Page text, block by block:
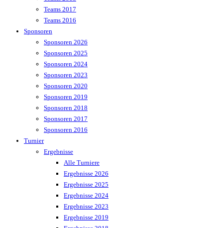
Teams 2017
Teams 2016
Sponsoren
Sponsoren 2026
Sponsoren 2025
Sponsoren 2024
Sponsoren 2023
Sponsoren 2020
Sponsoren 2019
Sponsoren 2018
Sponsoren 2017
Sponsoren 2016
Turnier
Ergebnisse
Alle Turniere
Ergebnisse 2026
Ergebnisse 2025
Ergebnisse 2024
Ergebnisse 2023
Ergebnisse 2019